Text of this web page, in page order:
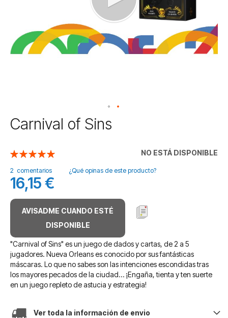
Saltar
al
de
la
galería
de
imágenes
Carnival of Sins
NO ESTÁ DISPONIBLE
Valoración:
2 comentarios ¿Qué opinas de este producto?
16,15 €
AVISADME CUANDO ESTÉ
DISPONIBLE
"Carnival of Sins" es un juego de dados y cartas, de 2 a 5
jugadores. Nueva Orleans es conocido por sus fantásticas
máscaras. Lo que no sabes son las intenciones escondidas tras
los mayores pecados de la ciudad… ¡Engaña, tienta y ten suerte
en un juego repleto de astucia y estrategia!
Ver toda la información de envio